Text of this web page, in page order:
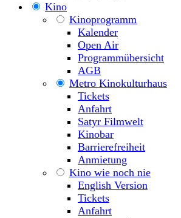
Kino
Kinoprogramm
Kalender
Open Air
Programmübersicht
AGB
Metro Kinokulturhaus
Tickets
Anfahrt
Satyr Filmwelt
Kinobar
Barrierefreiheit
Anmietung
Kino wie noch nie
English Version
Tickets
Anfahrt